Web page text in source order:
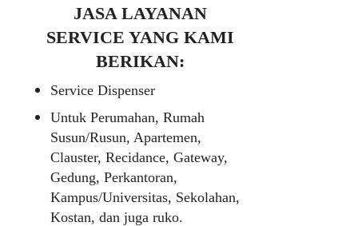
JASA LAYANAN
SERVICE YANG KAMI
BERIKAN:
Service Dispenser
Untuk Perumahan, Rumah
Susun/Rusun, Apartemen,
Clauster, Recidance, Gateway,
Gedung, Perkantoran,
Kampus/Universitas, Sekolahan,
Kostan, dan juga ruko.